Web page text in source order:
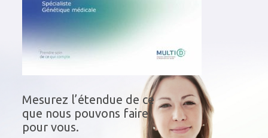
Mesurez l’étendue de ce
que nous pouvons faire
pour vous.